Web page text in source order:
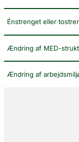
Énstrenget eller
Ændring af MED-
Ændring af